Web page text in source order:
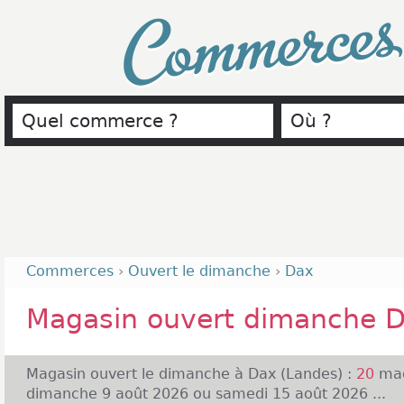
Commerces › Ouvert le dimanche › Dax
Magasin ouvert dimanche
Magasin ouvert le dimanche à Dax (Landes) : 20
dimanche 9 août 2026 ou samedi 15 août 2026 ...